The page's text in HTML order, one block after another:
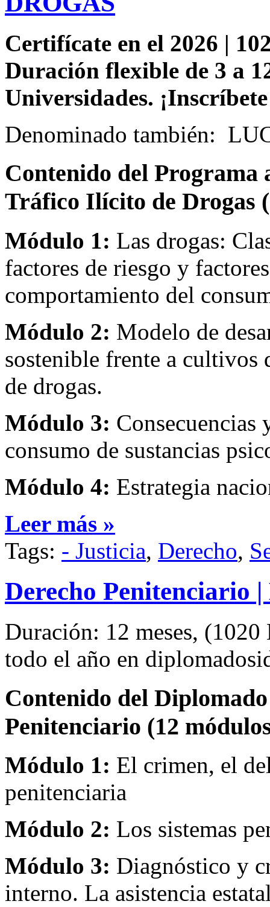
Certifícate en el 2026 |
Duración flexible de 3 a
Universidades.
Denominado también:
Contenido del Programa
Tráfico Ilícito de Drogas
Módulo 1: Las drogas:
factores de riesgo y
comportamiento del
Módulo 2: Modelo de
sostenible frente a
de drogas.
Módulo 3:
consumo de sustancias
Módulo 4: Estrategia
Leer más »
Tags: - Justicia, Derecho,
Derecho Penitenciario
Duración: 12 meses,
todo el año en
Contenido del
Penitenciario (12
Módulo 1: El crimen, el
penitenciaria
Módulo 2: Los sistemas
Módulo 3: Diagnóstico y
interno. La asistencia